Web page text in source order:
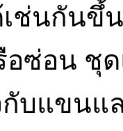
เช่นกันขึ้
อซ่อน ชุ
บแขนแ